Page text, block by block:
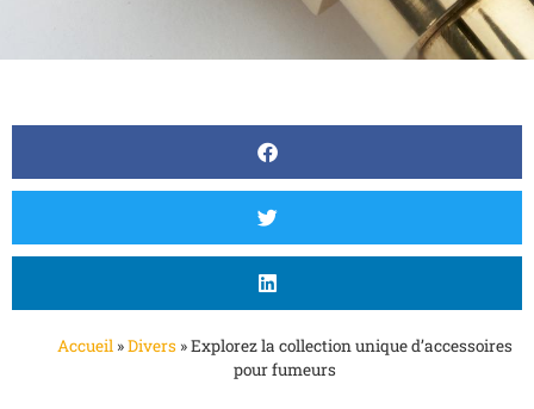
Accueil »Divers »Explorez la collection unique d’accessoires
pour fumeurs